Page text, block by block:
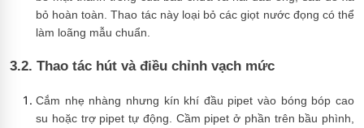
bỏ hoàn toàn. Thao tác này loại bỏ các giọt nước đọng có thể
làm loãng mẫu chuẩn.
3.2. Thao tác hút và điều chỉnh vạch mức
Cắm nhẹ nhàng nhưng kín khí đầu pipet vào bóng bóp cao
su hoặc trợ pipet tự động. Cầm pipet ở phần trên bầu phình,